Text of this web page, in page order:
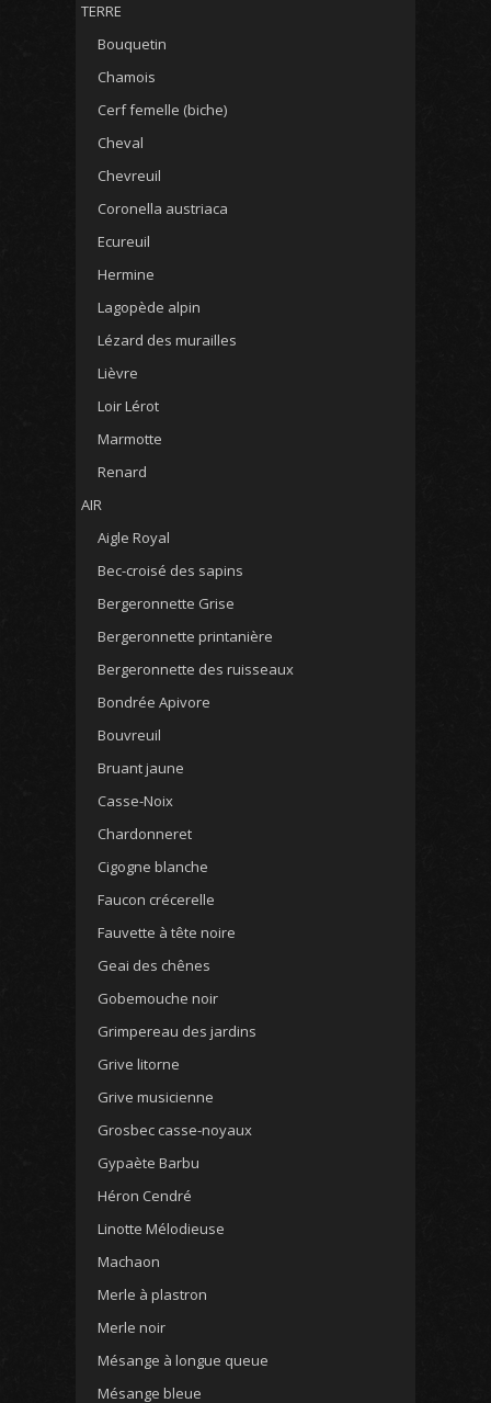
TERRE
Bouquetin
Chamois
Cerf femelle (biche)
Cheval
Chevreuil
Coronella austriaca
Ecureuil
Hermine
Lagopède alpin
Lézard des murailles
Lièvre
Loir Lérot
Marmotte
Renard
AIR
Aigle Royal
Bec-croisé des sapins
Bergeronnette Grise
Bergeronnette printanière
Bergeronnette des ruisseaux
Bondrée Apivore
Bouvreuil
Bruant jaune
Casse-Noix
Chardonneret
Cigogne blanche
Faucon crécerelle
Fauvette à tête noire
Geai des chênes
Gobemouche noir
Grimpereau des jardins
Grive litorne
Grive musicienne
Grosbec casse-noyaux
Gypaète Barbu
Héron Cendré
Linotte Mélodieuse
Machaon
Merle à plastron
Merle noir
Mésange à longue queue
Mésange bleue